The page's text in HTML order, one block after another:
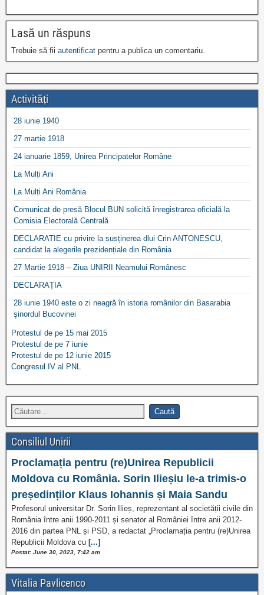
Lasă un răspuns
Trebuie să fii autentificat pentru a publica un comentariu.
Activități
28 iunie 1940
27 martie 1918
24 ianuarie 1859, Unirea Principatelor Române
La Mulți Ani
La Mulți Ani România
Comunicat de presă Blocul BUN solicită înregistrarea oficială la
Comisia Electorală Centrală
DECLARATIE cu privire la susținerea dlui Crin ANTONESCU,
candidat la alegerile prezidențiale din România
27 Martie 1918 – Ziua UNIRII Neamului Românesc
DECLARAȚIA
28 iunie 1940 este o zi neagră în istoria românilor din Basarabia
şinordul Bucovinei
Protestul de pe 15 mai 2015
Protestul de pe 7 iunie
Protestul de pe 12 iunie 2015
Congresul IV al PNL
Consiliul Unirii
Proclamația pentru (re)Unirea Republicii
Moldova cu România. Sorin Ilieșiu le-a trimis-o
președinților Klaus Iohannis și Maia Sandu
Profesorul universitar Dr. Sorin Ilieș, reprezentant al societății civile din
România între anii 1990-2011 și senator al României între anii 2012-
2016 din partea PNL și PSD, a redactat „Proclamația pentru (re)Unirea
Republicii Moldova cu [...]
Postat: June 30, 2023, 7:42 am
Vitalia Pavlicenco